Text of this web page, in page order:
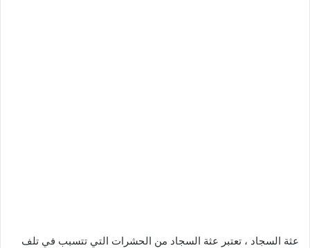
عثة السجاد ، تعتبر عثة السجاد من الحشرات التي تتسبب في تلف